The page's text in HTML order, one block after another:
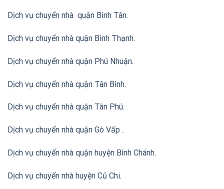
Dịch vụ chuyển nhà quận Bình Tân.
Dịch vụ chuyển nhà quận Bình Thạnh.
Dịch vụ chuyển nhà quận Phú Nhuận.
Dịch vụ chuyển nhà quận Tân Bình.
Dịch vụ chuyển nhà quận Tân Phú.
Dịch vụ chuyển nhà quận Gò Vấp .
Dịch vụ chuyển nhà quận huyện Bình Chánh.
Dịch vụ chuyển nhà huyện Củ Chi.